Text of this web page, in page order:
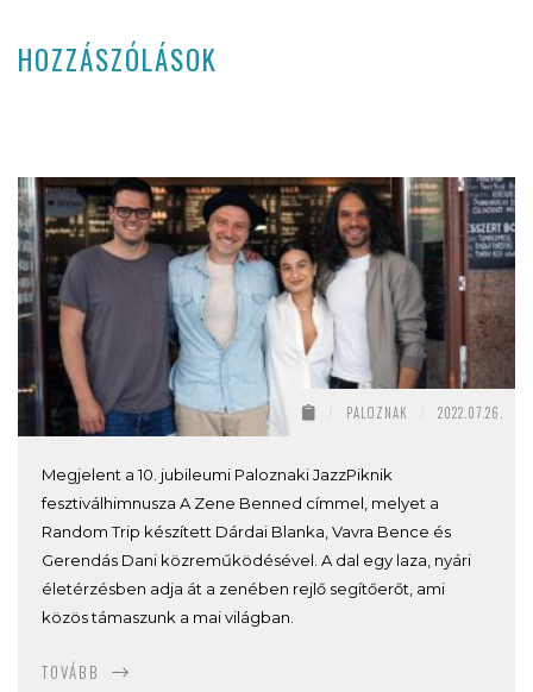
HOZZÁSZÓLÁSOK
PALOZNAK 2022.07.26.
Megjelent a 10. jubileumi Paloznaki JazzPiknik
fesztiválhimnusza A Zene Benned címmel, melyet a
Random Trip készített Dárdai Blanka, Vavra Bence és
Gerendás Dani közreműködésével. A dal egy laza, nyári
életérzésben adja át a zenében rejlő segítőerőt, ami
közös támaszunk a mai világban.
TOVÁBB